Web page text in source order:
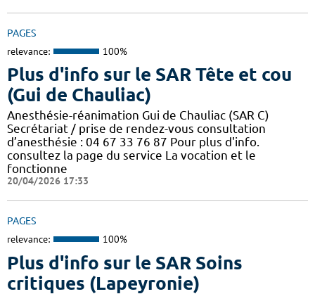
PAGES
relevance: 100%
Plus d'info sur le SAR Tête et cou
(Gui de Chauliac)
Anesthésie-réanimation Gui de Chauliac (SAR C)
Secrétariat / prise de rendez-vous consultation
d’anesthésie : 04 67 33 76 87 Pour plus d'info.
consultez la page du service La vocation et le
fonctionne
20/04/2026 17:33
PAGES
relevance: 100%
Plus d'info sur le SAR Soins
critiques (Lapeyronie)